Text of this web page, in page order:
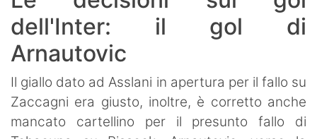
dell'Inter: il gol di
Arnautovic
Il giallo dato ad Asslani in apertura per il fallo su
Zaccagni era giusto, inoltre, è corretto anche
mancato cartellino per il presunto fallo di